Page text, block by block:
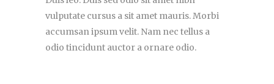
vulputate cursus a sit amet mauris. Morbi
accumsan ipsum velit. Nam nec tellus a
odio tincidunt auctor a ornare odio.